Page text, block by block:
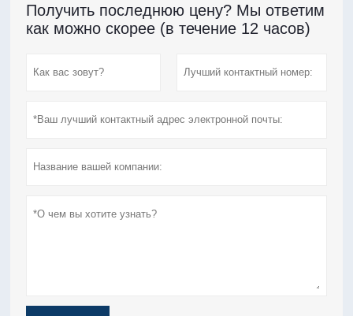
Получить последнюю цену? Мы ответим
как можно скорее (в течение 12 часов)